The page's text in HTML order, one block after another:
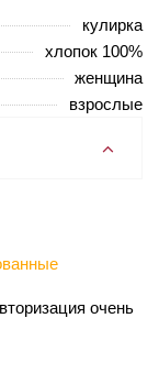
кулирка
хлопок 100%
женщина
взрослые
очень